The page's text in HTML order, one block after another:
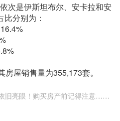
次是伊斯坦布尔、安卡拉和安
分别为：
屋销售量为355,173套。